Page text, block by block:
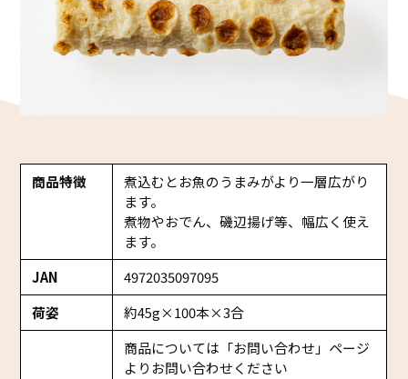
商品特徴
煮込むとお魚のうまみがより一層広がり
ます。
煮物やおでん、磯辺揚げ等、幅広く使え
ます。
JAN
4972035097095
荷姿
約45g×100本×3合
商品については「お問い合わせ」ページ
よりお問い合わせください